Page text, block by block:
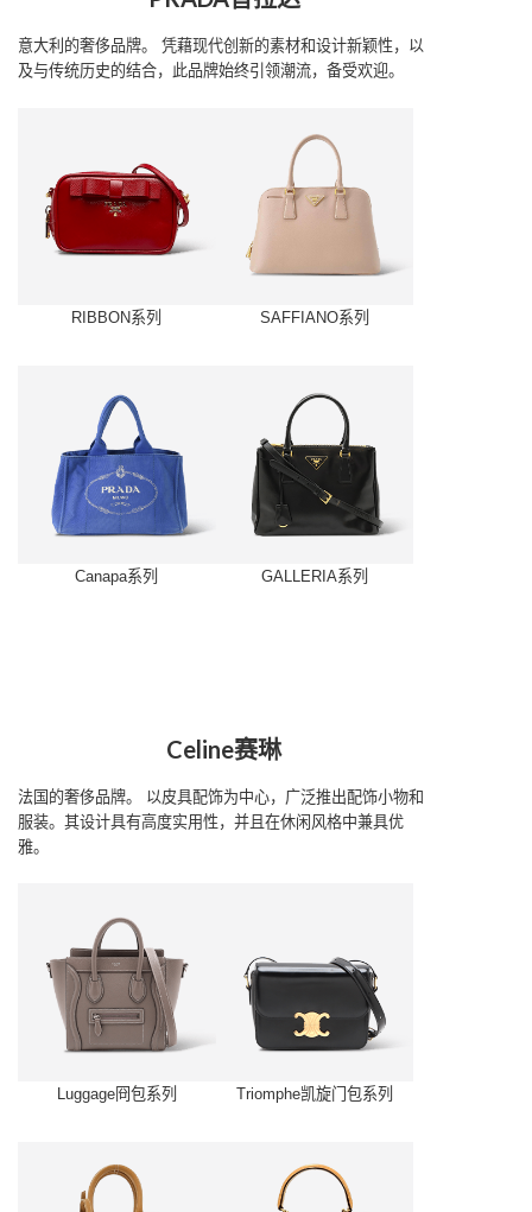
意大利的奢侈品牌。 凭藉现代创新的素材和设计新颖性，以
及与传统历史的结合，此品牌始终引领潮流，备受欢迎。
RIBBON系列 SAFFIANO系列
Canapa系列 GALLERIA系列
Celine赛琳
法国的奢侈品牌。 以皮具配饰为中心，广泛推出配饰小物和
服装。其设计具有高度实用性，并且在休闲风格中兼具优
雅。
Luggage冏包系列 Triomphe凯旋门包系列